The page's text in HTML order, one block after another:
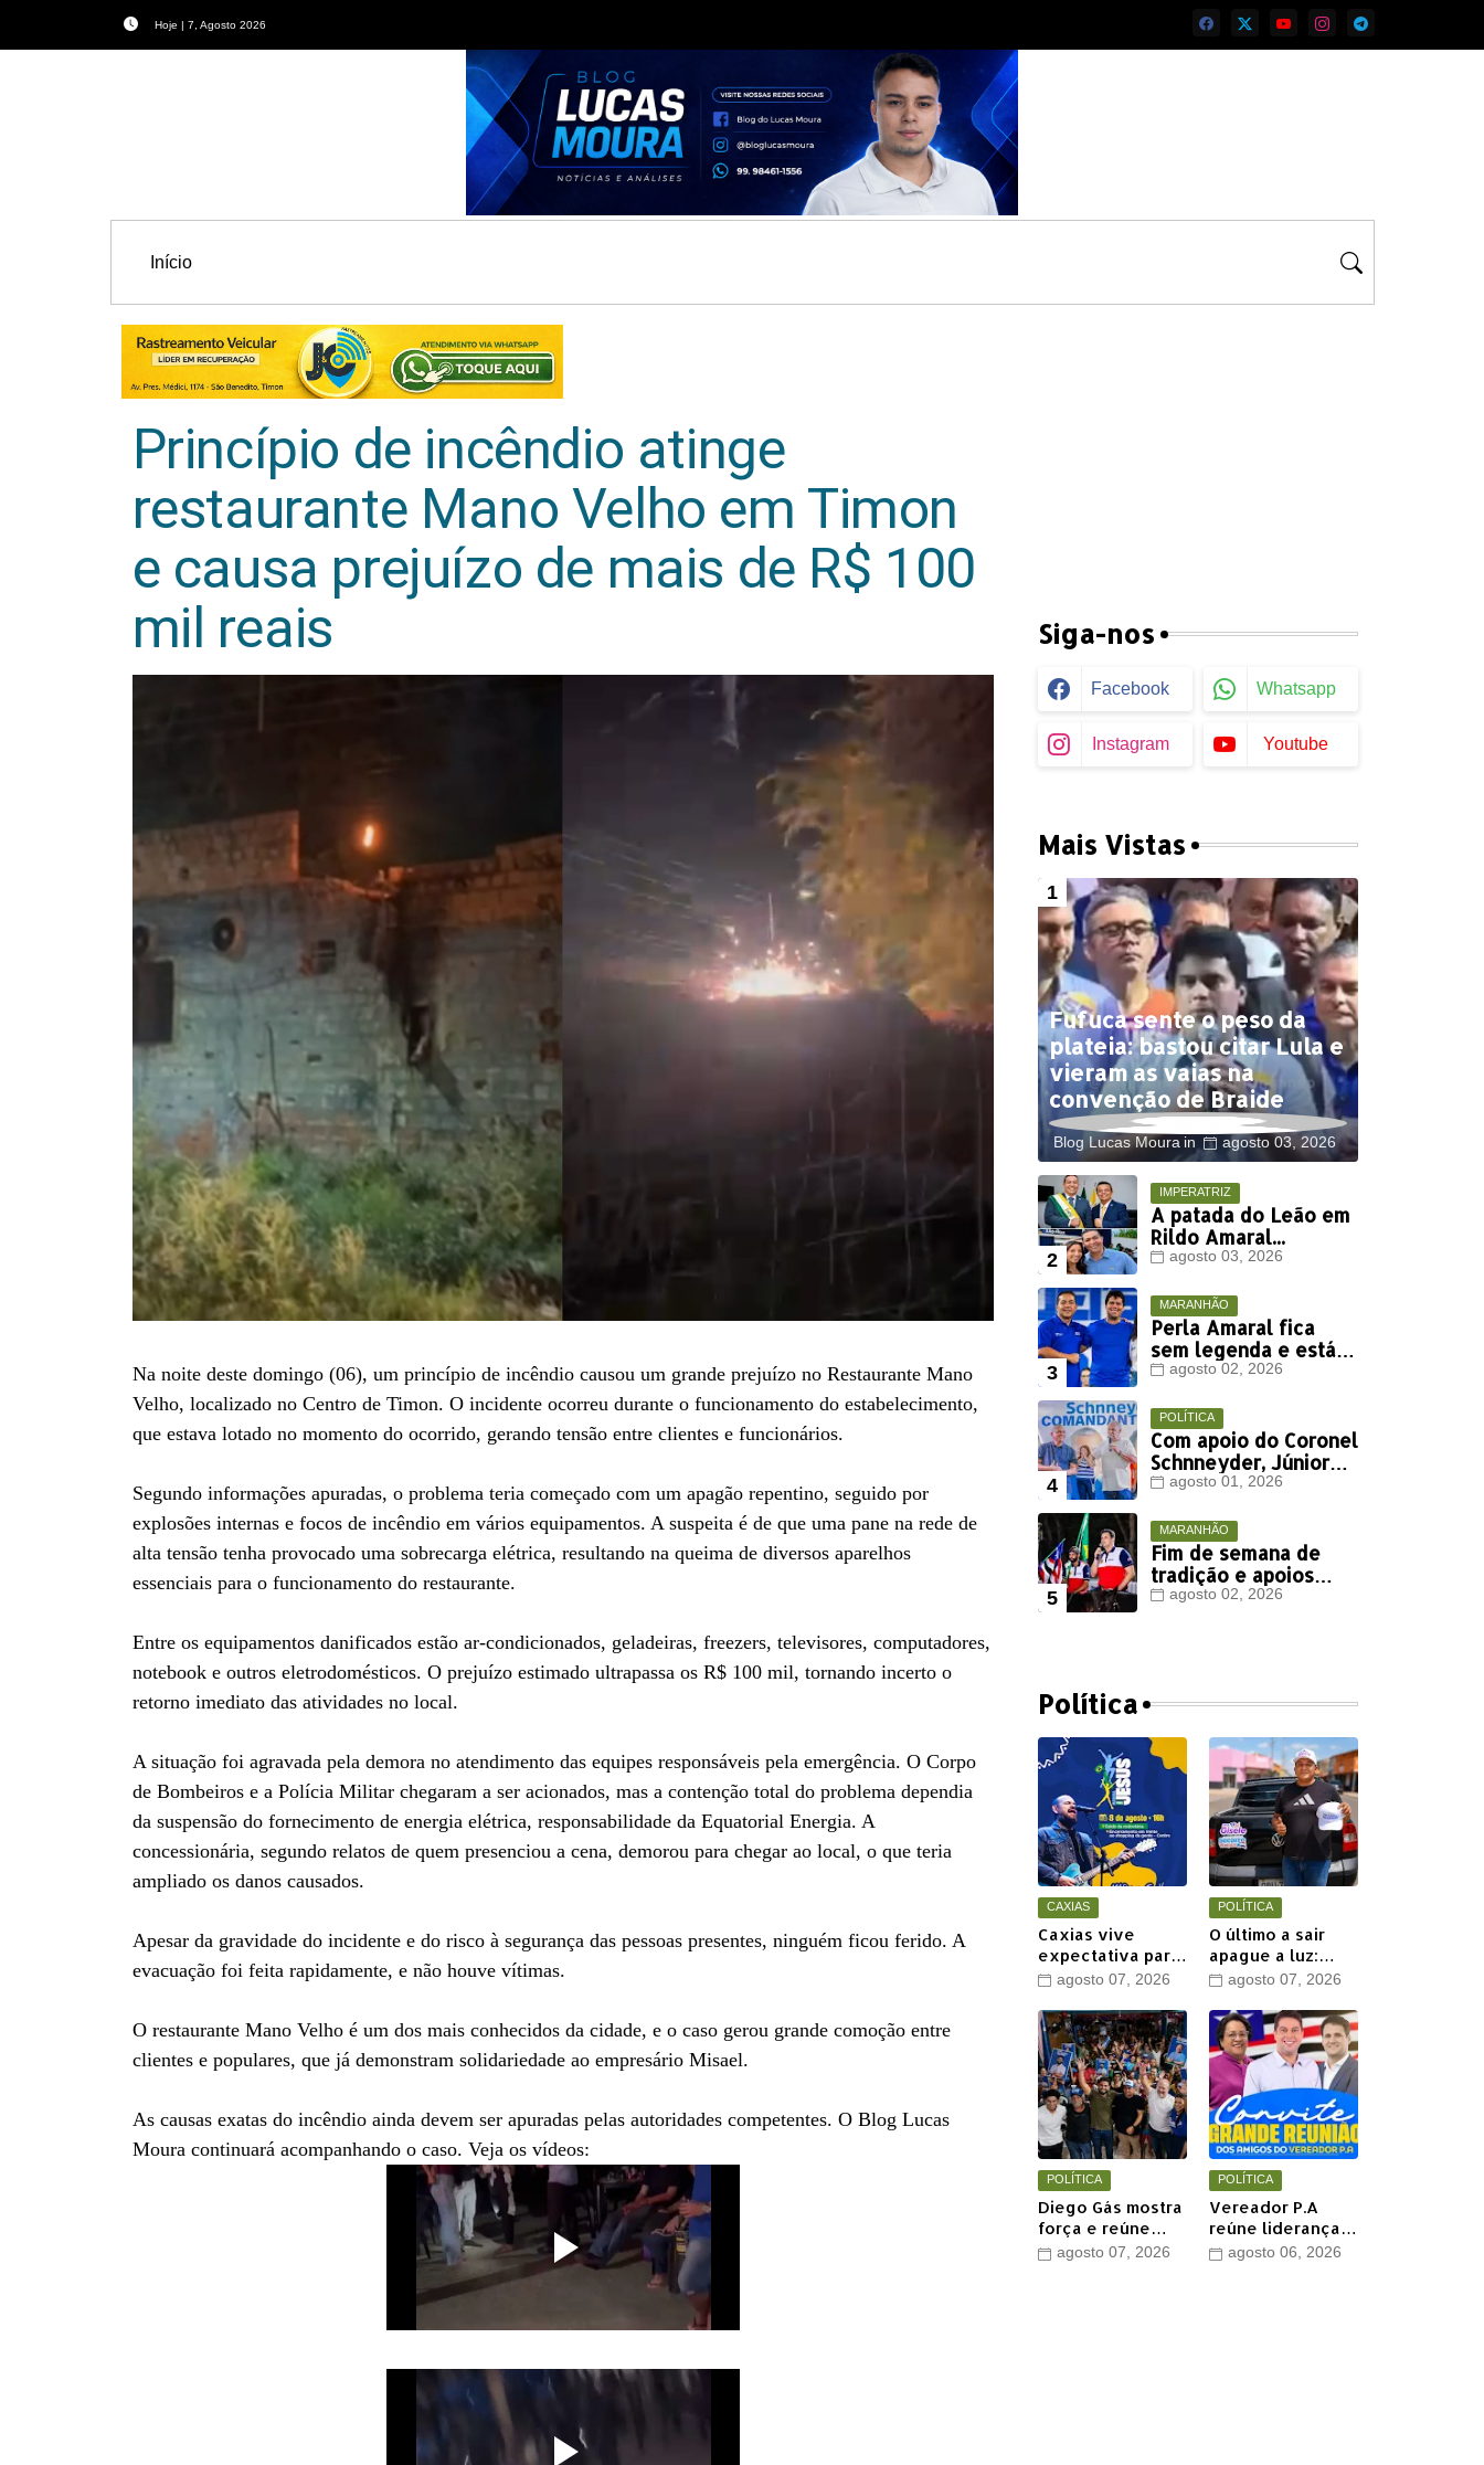
Hoje | 7, Agosto 2026
Início
Princípio de incêndio atinge
restaurante Mano Velho em Timon
e causa prejuízo de mais de R$ 100
mil reais
Na noite deste domingo (06), um princípio de incêndio causou um grande prejuízo no Restaurante Mano
Velho, localizado no Centro de Timon. O incidente ocorreu durante o funcionamento do estabelecimento,
que estava lotado no momento do ocorrido, gerando tensão entre clientes e funcionários.
Segundo informações apuradas, o problema teria começado com um apagão repentino, seguido por
explosões internas e focos de incêndio em vários equipamentos. A suspeita é de que uma pane na rede de
alta tensão tenha provocado uma sobrecarga elétrica, resultando na queima de diversos aparelhos
essenciais para o funcionamento do restaurante.
Entre os equipamentos danificados estão ar-condicionados, geladeiras, freezers, televisores, computadores,
notebook e outros eletrodomésticos. O prejuízo estimado ultrapassa os R$ 100 mil, tornando incerto o
retorno imediato das atividades no local.
A situação foi agravada pela demora no atendimento das equipes responsáveis pela emergência. O Corpo
de Bombeiros e a Polícia Militar chegaram a ser acionados, mas a contenção total do problema dependia
da suspensão do fornecimento de energia elétrica, responsabilidade da Equatorial Energia. A
concessionária, segundo relatos de quem presenciou a cena, demorou para chegar ao local, o que teria
ampliado os danos causados.
Apesar da gravidade do incidente e do risco à segurança das pessoas presentes, ninguém ficou ferido. A
evacuação foi feita rapidamente, e não houve vítimas.
O restaurante Mano Velho é um dos mais conhecidos da cidade, e o caso gerou grande comoção entre
clientes e populares, que já demonstram solidariedade ao empresário Misael.
As causas exatas do incêndio ainda devem ser apuradas pelas autoridades competentes. O Blog Lucas
Moura continuará acompanhando o caso. Veja os vídeos:
Siga-nos
Facebook Whatsapp
Instagram Youtube
Mais Vistas
Fufuca sente o peso da
plateia: bastou citar Lula e
vieram as vaias na
convenção de Braide
Blog Lucas Moura agosto 03, 2026
IMPERATRIZ
A patada do Leão em
Rildo Amaral...
agosto 03, 2026
MARANHÃO
Perla Amaral fica
sem legenda e está
fora da disputa
agosto 02, 2026
POLÍTICA
Com apoio do Coronel
Schnneyder, Júnior
Viana deve ter
em Timon
agosto 01, 2026
MARANHÃO
Fim de semana de
tradição e apoios
políticos marca
agosto 02, 2026
Política
CAXIAS
Caxias vive
expectativa para
a 20ª Marcha para
de Marcus Salles
agosto 07, 2026
POLÍTICA
O último a sair
apague a luz:
Henrique Jr.
aliado em Timon
agosto 07, 2026
POLÍTICA
Diego Gás mostra
força e reúne
multidão para
agosto 07, 2026
POLÍTICA
Vereador P.A
reúne lideranças
e apoiadores em
agosto 06, 2026